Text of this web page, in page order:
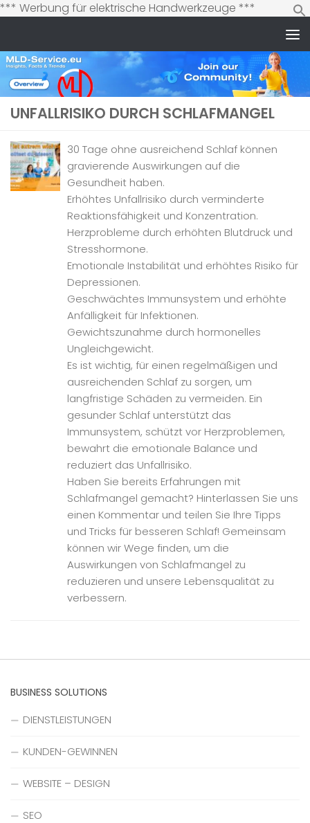
*** Werbung für elektrische Handwerkzeuge ***
Inhalt
UNFALLRISIKO DURCH SCHLAFMANGEL
30 Tage ohne ausreichend Schlaf können
gravierende Auswirkungen auf die
Gesundheit haben.
Erhöhtes Unfallrisiko durch verminderte
Reaktionsfähigkeit und Konzentration.
Herzprobleme durch erhöhten Blutdruck und
Stresshormone.
Emotionale Instabilität und erhöhtes Risiko für
Depressionen.
Geschwächtes Immunsystem und erhöhte
Anfälligkeit für Infektionen.
Gewichtszunahme durch hormonelles
Ungleichgewicht.
Es ist wichtig, für einen regelmäßigen und
ausreichenden Schlaf zu sorgen, um
langfristige Schäden zu vermeiden. Ein
gesunder Schlaf unterstützt das
Immunsystem, schützt vor Herzproblemen,
bewahrt die emotionale Balance und
reduziert das Unfallrisiko.
Haben Sie bereits Erfahrungen mit
Schlafmangel gemacht? Hinterlassen Sie uns
einen Kommentar und teilen Sie Ihre Tipps
und Tricks für besseren Schlaf! Gemeinsam
können wir Wege finden, um die
Auswirkungen von Schlafmangel zu
reduzieren und unsere Lebensqualität zu
verbessern.
BUSINESS SOLUTIONS
DIENSTLEISTUNGEN
KUNDEN-GEWINNEN
WEBSITE – DESIGN
SEO